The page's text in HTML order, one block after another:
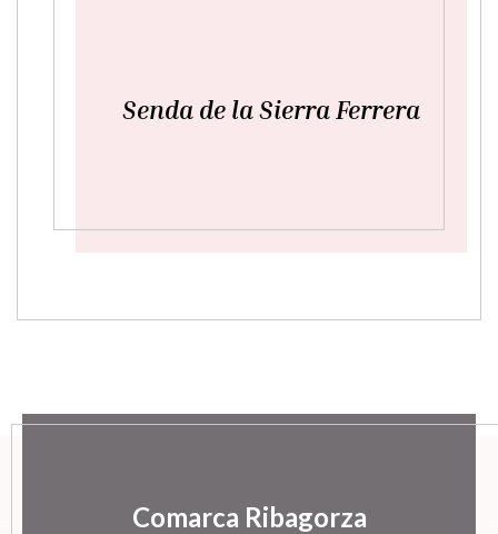
Senda de la Sierra Ferrera
Comarca Ribagorza